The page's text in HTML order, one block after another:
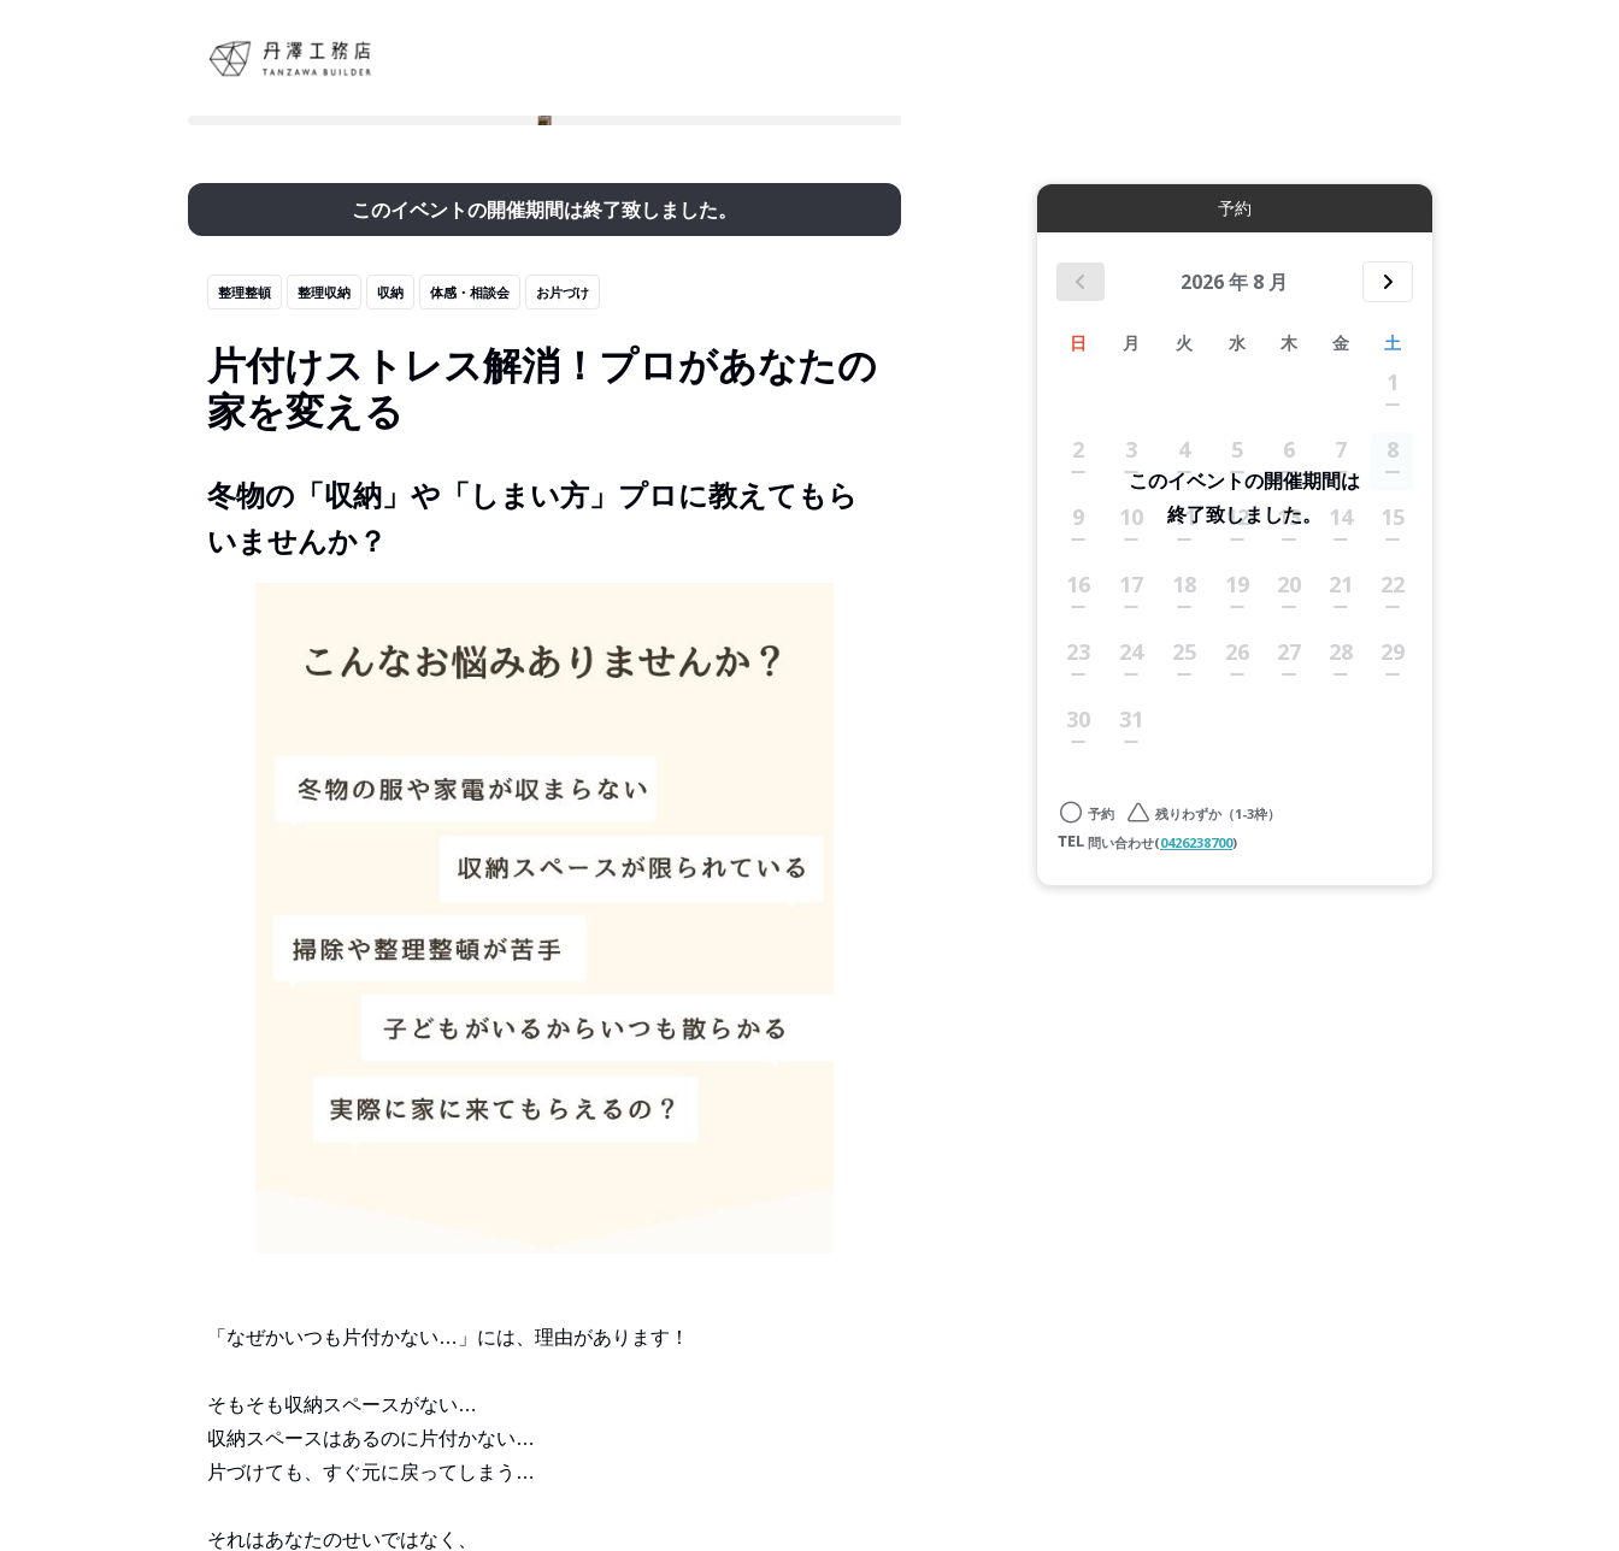
このイベントの開催期間は終了致しました。
整理整頓 整理収納 収納 体感・相談会 お片づけ
片付けストレス解消！プロがあなたの
家を変える
冬物の「収納」や「しまい方」プロに教えてもら
いませんか？
「なぜかいつも片付かない…」には、理由があります！
そもそも収納スペースがない…
収納スペースはあるのに片付かない…
片づけても、すぐ元に戻ってしまう…
それはあなたのせいではなく、
予約
2026年 8 月
日 月 火 水 木 金 土
1
2 3 4 5 6 7 8
9 10 11 12 13 14 15
16 17 18 19 20 21 22
23 24 25 26 27 28 29
30 31
このイベントの開催期間は
終了致しました。
予約
残りわずか（1-3枠）
問い合わせ(0426238700)